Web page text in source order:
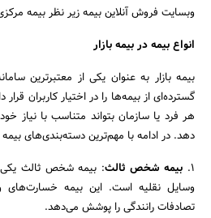
وبسایت فروش آنلاین بیمه زیر نظر بیمه
انواع بیمه در بیمه بازار
بیمه بازار به عنوان یکی از معتبرترین
گسترده‌ای از بیمه‌ها را در اختیار کاربران
هر فرد یا سازمان بتواند متناسب با نیاز
دهد. در ادامه با مهم‌ترین دسته‌بندی‌های بیمه
۱. بیمه شخص ثالث: بیمه شخص ثالث یکی
وسایل نقلیه است. این بیمه
تصادفات رانندگی را پوشش می‌دهد.